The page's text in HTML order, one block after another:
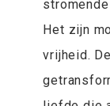
Het zijn
vrijheid.